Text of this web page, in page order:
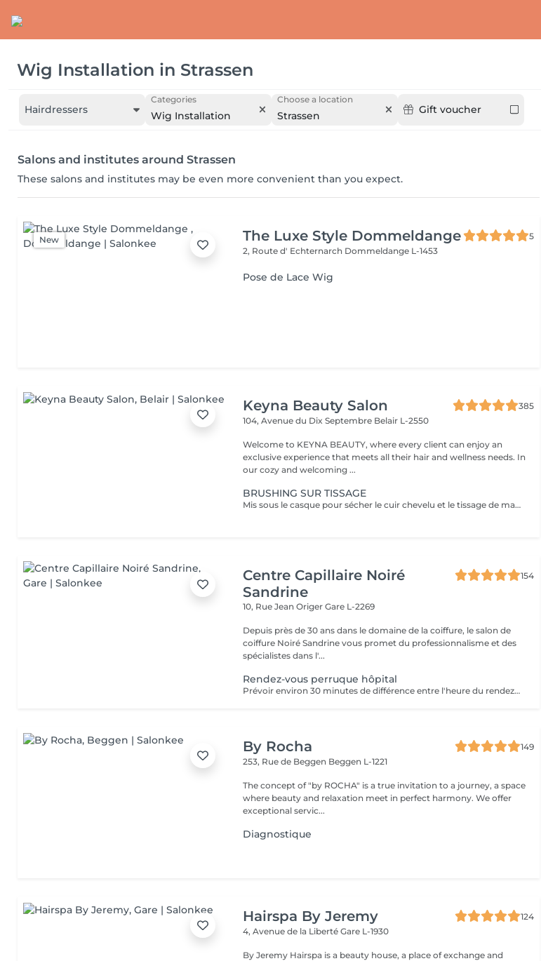
Wig Installation in Strassen
Hairdressers
Categories
Wig Installation
Choose a location
Strassen Gift voucher
Salons and institutes around Strassen
These salons and institutes may be even more convenient than you expect.
New The Luxe Style Dommeldange
5
2, Route d' Echternarch Dommeldange L-1453
Pose de Lace Wig
Keyna Beauty Salon
385
104, Avenue du Dix Septembre Belair L-2550
Welcome to KEYNA BEAUTY, where every client can enjoy an
exclusive experience that meets all their hair and wellness needs. In
our cozy and welcoming ...
BRUSHING SUR TISSAGE
Mis sous le casque pour sécher le cuir chevelu et le tissage de manière efficace et confortable. Un diagnostic sur mesure + shampooing nourrissant, masque hydratant ,coiffage sérum et fixation finale. Important: cheveux sans tresse ni noeuds à l'arrivée; tout noeuds ou tressage entraîne l'annulation et 50% de la prestation est retenu. Toute arrivée retardée de 15-30 minutes ou plus entraînera l'annulation automatique du rendez-vous.
Centre Capillaire Noiré
Sandrine
154
10, Rue Jean OrigerGare L-2269
Depuis près de 30 ans dans le domaine de la coiffure, le salon de
coiffure Noiré Sandrine vous promet du professionnalisme et des
spécialistes dans l'...
Rendez-vous perruque hôpital
Prévoir environ 30 minutes de différence entre l'heure du rendez-vous sur le planning et l'arrivée à l'hôpital (le temps nécessaire pour faire le déplacement)
By Rocha
149
253, Rue de Beggen Beggen L-1221
The concept of "by ROCHA" is a true invitation to a journey, a space
where beauty and relaxation meet in perfect harmony. We offer
exceptional servic...
Diagnostique
Hairspa By Jeremy
124
4, Avenue de la LibertéGare L-1930
By Jeremy Hairspa is a beauty house, a place of exchange and